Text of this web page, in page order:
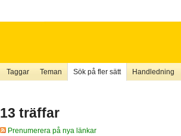
Taggar Teman Sök på fler sätt Handledning
13 träffar
Prenumerera på nya länkar